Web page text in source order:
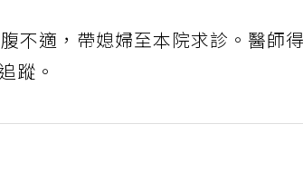
不適，帶媳婦至本院求診。醫師
追蹤。